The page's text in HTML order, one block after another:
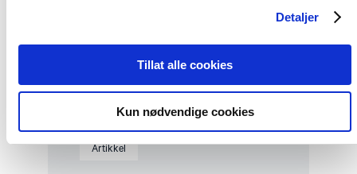
Detaljer
Tillat alle cookies
Kun nødvendige cookies
Artikkel